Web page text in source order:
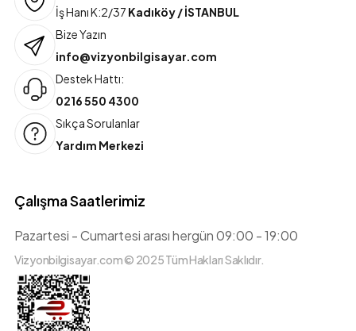
İş Hanı K:2/37 Kadıköy / İSTANBUL
Bize Yazın
info@vizyonbilgisayar.com
Destek Hattı:
0216 550 4300
Sıkça Sorulanlar
Yardım Merkezi
Çalışma Saatlerimiz
Pazartesi - Cumartesi arası hergün 09:00 - 19:00
Vizyonbilgisayar.com © 2025 Tüm Hakları Saklıdır.